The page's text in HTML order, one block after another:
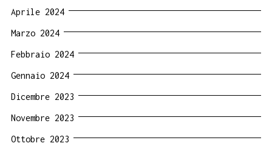
Aprile 2024
Marzo 2024
Febbraio 2024
Gennaio 2024
Dicembre 2023
Novembre 2023
Ottobre 2023